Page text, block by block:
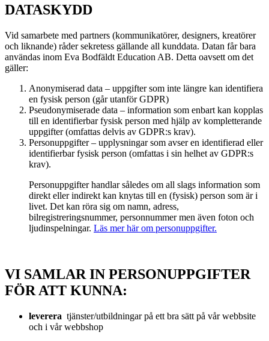
DATASKYDD
Vid samarbete med partners (kommunikatörer, designers, kreatörer
och liknande) råder sekretess gällande all kunddata. Datan får bara
användas inom Eva Bodfäldt Education AB. Detta oavsett om det
gäller:
Anonymiserad data – uppgifter som inte längre kan identifiera
en fysisk person (går utanför GDPR)
Pseudonymiserade data – information som enbart kan kopplas
till en identifierbar fysisk person med hjälp av kompletterande
uppgifter (omfattas delvis av GDPR:s krav).
Personuppgifter – upplysningar som avser en identifierad eller
identifierbar fysisk person (omfattas i sin helhet av GDPR:s
krav).
Personuppgifter handlar således om all slags information som
direkt eller indirekt kan knytas till en (fysisk) person som är i
livet. Det kan röra sig om namn, adress,
bilregistreringsnummer, personnummer men även foton och
ljudinspelningar. Läs mer här om personuppgifter.
VI SAMLAR IN PERSONUPPGIFTER
FÖR ATT KUNNA:
leverera tjänster/utbildningar på ett bra sätt på vår webbsite
och i vår webbshop